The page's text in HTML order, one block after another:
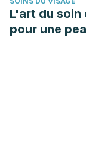
L'art du soin
pour une